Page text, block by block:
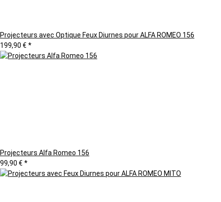
Projecteurs avec Optique Feux Diurnes pour ALFA ROMEO 156
199,90 € *
Projecteurs Alfa Romeo 156
99,90 € *